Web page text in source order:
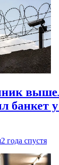
банкет
2 года спустя